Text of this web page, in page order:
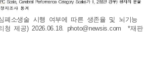
폐소생술 시행 여부에 따른 생존율 및 뇌기능
청 제공) 2026.06.18. photo@newsis.com *재판